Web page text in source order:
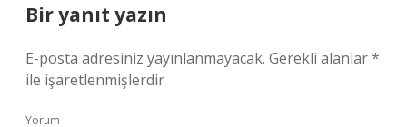
Bir yanıt yazın
E-posta adresiniz yayınlanmayacak. Gerekli alanlar*
ile işaretlenmişlerdir
Yorum